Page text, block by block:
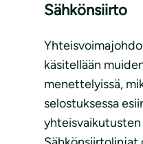
Sähkönsiirto
käsitellään
menettelyissä,
selostuksessa
yhteisvaikutusten